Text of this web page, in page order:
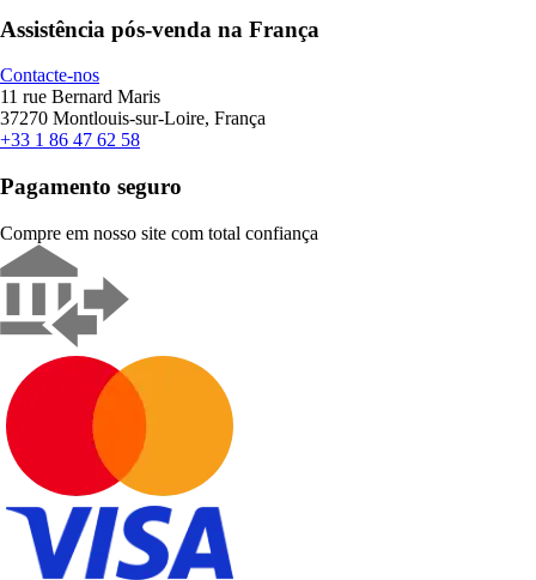
Assistência pós-venda na França
Contacte-nos
11 rue Bernard Maris
37270 Montlouis-sur-Loire, França
+33 1 86 47 62 58
Pagamento seguro
Compre em nosso site com total confiança